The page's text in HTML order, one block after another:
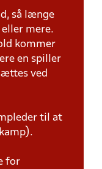
så længe
mere.
kommer
en spiller
ved
til at
for